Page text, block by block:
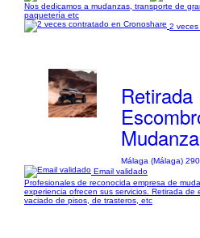
Nos dedicamos a mudanzas, transporte de
paquetería etc
2
Retirada
Málaga (Málaga)
Email validado
Profesionales de reconocida empresa de
experiencia ofrecen sus servicios. Retirada de
vaciado de pisos, de trasteros, etc